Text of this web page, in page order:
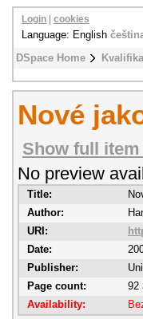
DSpace Home
Login cookies
Language: English
Nové
Show full item
No preview
Title:
Author:
URI:
Date:
Publisher:
Page count:
92
Availability: